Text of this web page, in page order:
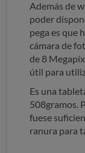
Además de
poder
pega es que
cámara de
de 8
útil para
Es una
508gramos.
fuese
ranura para